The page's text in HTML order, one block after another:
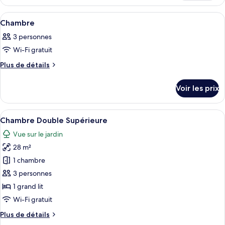
chambre :
Chambre
le
type
de
Chambre
Afficher
toutes
les
photos
pour
de
chambre :
Chambre
Une chambre à coucher avec un
5
Chambre
3 personnes
Wi-Fi gratuit
Plus de détails
Plus
le
type
de
Chambre
Voir les prix
Afficher
toutes
les
photos
pour
ce
type
de
chambre :
Chambre
Une chambre avec un grand lit, un
3
Chambre Double Supérieure
Vue sur le jardin
28 m²
1 chambre
3 personnes
1 grand lit
Wi-Fi gratuit
Plus de détails
Plus